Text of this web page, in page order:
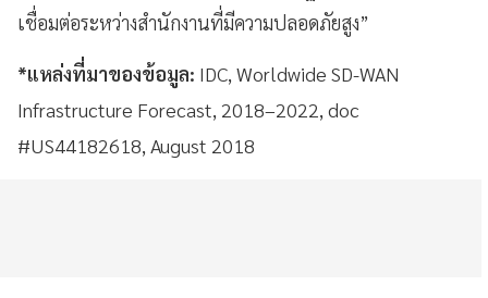
เชื่อมต่อระหว่างสำนักงานที่มีความปลอดภัยสูง”
*แหล่งที่มาของข้อมูล: IDC, Worldwide SD-WAN
Infrastructure Forecast, 2018–2022, doc
#US44182618, August 2018